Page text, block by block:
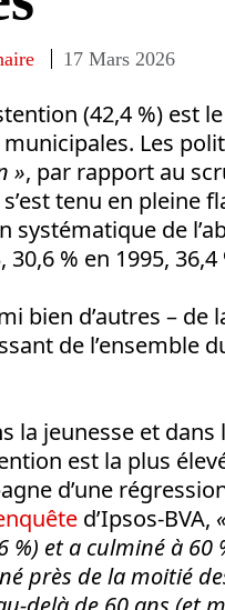
17 Mars 2026
(42,4 %) est
Les
», par rapport au
tenu en pleine
systématique de
30,6 % en 1995,
bien d’autres –
de l’ensemble
la jeunesse et
est la plus
d’une
d’Ipsos-BVA,
%) et a culminé à
près de la moitié